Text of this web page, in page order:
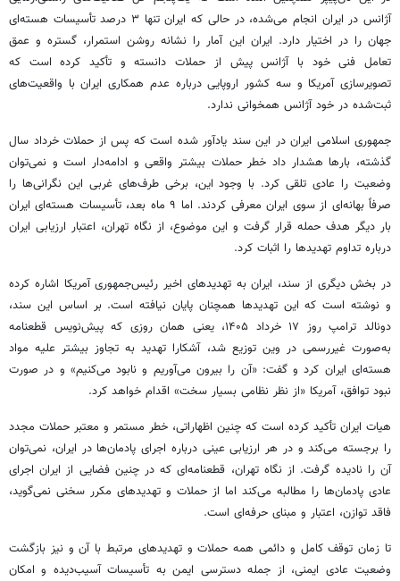
آژانس در ایران انجام می‌شده، در حالی که ایران تنها ۳ درصد تأسیسات هسته‌ای
جهان را در اختیار دارد. ایران این آمار را نشانه روشن استمرار، گستره و عمق
تعامل فنی خود با آژانس پیش از حملات دانسته و تأکید کرده است که
تصویرسازی آمریکا و سه کشور اروپایی درباره عدم همکاری ایران با واقعیت‌های
ثبت‌شده در خود آژانس همخوانی ندارد.
جمهوری اسلامی ایران در این سند یادآور شده است که پس از حملات خرداد سال
گذشته، بارها هشدار داد خطر حملات بیشتر واقعی و ادامه‌دار است و نمی‌توان
وضعیت را عادی تلقی کرد. با وجود این، برخی طرف‌های غربی این نگرانی‌ها را
صرفاً بهانه‌ای از سوی ایران معرفی کردند. اما ۹ ماه بعد، تأسیسات هسته‌ای ایران
بار دیگر هدف حمله قرار گرفت و این موضوع، از نگاه تهران، اعتبار ارزیابی ایران
درباره تداوم تهدیدها را اثبات کرد.
در بخش دیگری از سند، ایران به تهدیدهای اخیر رئیس‌جمهوری آمریکا اشاره کرده
و نوشته است که این تهدیدها همچنان پایان نیافته است. بر اساس این سند،
دونالد ترامپ روز ۱۷ خرداد ۱۴۰۵، یعنی همان روزی که پیش‌نویس قطعنامه
به‌صورت غیررسمی در وین توزیع شد، آشکارا تهدید به تجاوز بیشتر علیه مواد
هسته‌ای ایران کرد و گفت: «آن را بیرون می‌آوریم و نابود می‌کنیم» و در صورت
نبود توافق، آمریکا «از نظر نظامی بسیار سخت» اقدام خواهد کرد.
هیات ایران تأکید کرده است که چنین اظهاراتی، خطر مستمر و معتبر حملات مجدد
را برجسته می‌کند و در هر ارزیابی عینی درباره اجرای پادمان‌ها در ایران، نمی‌توان
آن را نادیده گرفت. از نگاه تهران، قطعنامه‌ای که در چنین فضایی از ایران اجرای
عادی پادمان‌ها را مطالبه می‌کند اما از حملات و تهدیدهای مکرر سخنی نمی‌گوید،
فاقد توازن، اعتبار و مبنای حرفه‌ای است.
تا زمان توقف کامل و دائمی همه حملات و تهدیدهای مرتبط با آن و نیز بازگشت
وضعیت عادی ایمنی، از جمله دسترسی ایمن به تأسیسات آسیب‌دیده و امکان